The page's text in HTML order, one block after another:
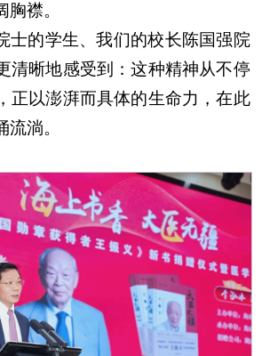
襟。
士的学生、我们的校长陈国强院
清晰地感受到：这种精神从不停
正以澎湃而具体的生命力，在此
淌。